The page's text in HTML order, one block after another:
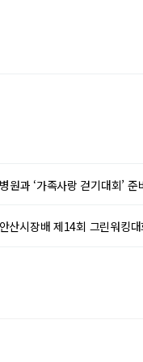
원과 ‘가족사랑 걷기대회’ 준
산시장배 제14회 그린워킹